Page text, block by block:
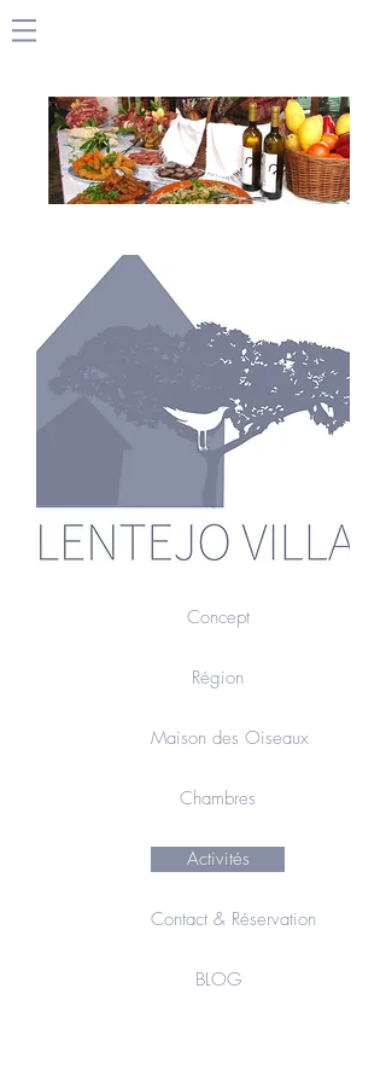
Concept
Région
Maison des Oiseaux
Chambres
Activités
Contact & Réservation
BLOG